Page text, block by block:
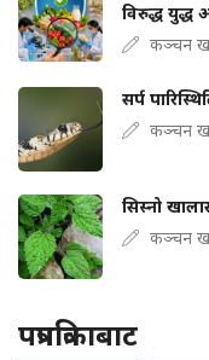
विरुद्ध
कञ्चन
सर्प
कञ्चन
सिस्नो
कञ्चन
पत्रपत्रिकाबाट